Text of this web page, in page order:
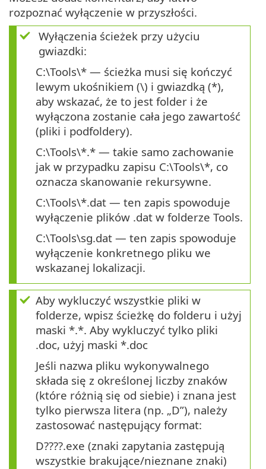
rozpoznać wyłączenie w przyszłości.
Wyłączenia ścieżek przy użyciu
gwiazdki:
C:\Tools\* — ścieżka musi się kończyć
lewym ukośnikiem (\) i gwiazdką (*),
aby wskazać, że to jest folder i że
wyłączona zostanie cała jego zawartość
(pliki i podfoldery).
C:\Tools\*.* — takie samo zachowanie
jak w przypadku zapisu C:\Tools\*, co
oznacza skanowanie rekursywne.
C:\Tools\*.dat — ten zapis spowoduje
wyłączenie plików .dat w folderze Tools.
C:\Tools\sg.dat — ten zapis spowoduje
wyłączenie konkretnego pliku we
wskazanej lokalizacji.
Aby wykluczyć wszystkie pliki w
folderze, wpisz ścieżkę do folderu i użyj
maski *.*. Aby wykluczyć tylko pliki
.doc, użyj maski *.doc
Jeśli nazwa pliku wykonywalnego
składa się z określonej liczby znaków
(które różnią się od siebie) i znana jest
tylko pierwsza litera (np. „D”), należy
zastosować następujący format:
D????.exe (znaki zapytania zastępują
wszystkie brakujące/nieznane znaki)